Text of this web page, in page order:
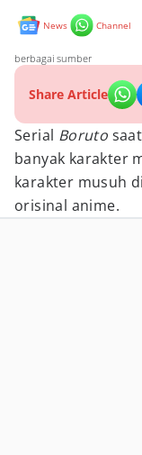
News Channel
berbagai sumber
Share Article
Serial Boruto
banyak karakter
karakter musuh
orisinal anime.